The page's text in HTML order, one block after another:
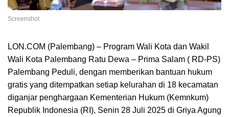
Screenshot
LON.COM (Palembang) – Program Wali Kota dan Wakil
Wali Kota Palembang Ratu Dewa – Prima Salam ( RD-PS)
Palembang Peduli, dengan memberikan bantuan hukum
gratis yang ditempatkan setiap kelurahan di 18 kecamatan
diganjar penghargaan Kementerian Hukum (Kemnkum)
Republik Indonesia (RI), Senin 28 Juli 2025 di Griya Agung